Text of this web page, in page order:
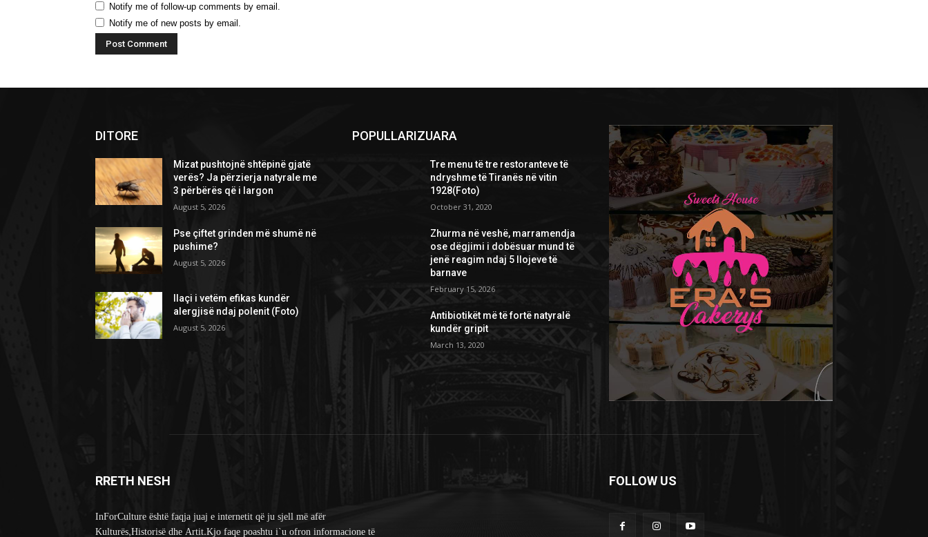
Notify me of follow-up comments by email.
Notify me of new posts by email.
DITORE
Mizat pushtojnë shtëpinë gjatë
verës? Ja përzierja natyrale me
3 përbërës që i largon
August 5, 2026
Pse çiftet grinden më shumë në
pushime?
August 5, 2026
Ilaçi i vetëm efikas kundër
alergjisë ndaj polenit (Foto)
August 5, 2026
POPULLARIZUARA
Tre menu të tre restoranteve të
ndryshme të Tiranës në vitin
1928(Foto)
October 31, 2020
Zhurma në veshë, marramendja
ose dëgjimi i dobësuar mund të
jenë reagim ndaj 5 llojeve të
barnave
February 15, 2026
Antibiotikët më të fortë natyralë
kundër gripit
March 13, 2020
RRETH NESH
InForCulture është faqja juaj e internetit që ju sjell më afër
Kulturës,Historisë dhe Artit.Kjo faqe poashtu i`u ofron informacione të
FOLLOW US